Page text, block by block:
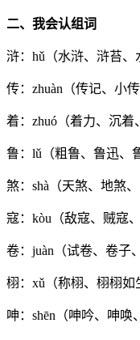
二、我会认组词
浒：hǔ（水浒、浒苔、
传：zhuàn（传记、小
着：zhuó（着力、沉着
鲁：lǔ（粗鲁、鲁迅、
煞：shà（天煞、地煞、
寇：kòu（敌寇、贼寇
卷：juàn（试卷、卷子
栩：xǔ（称栩、栩栩如
呻：shēn（呻吟、呻唤